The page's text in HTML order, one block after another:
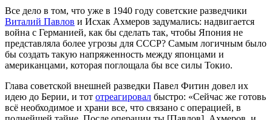
Все дело в том, что уже в 1940 году советские разведчики
Виталий Павлов и Исхак Ахмеров задумались: надвигается
война с Германией, как бы сделать так, чтобы Япония не
представляла более угрозы для СССР? Самым логичным было
бы создать такую напряженность между японцами и
американцами, которая поглощала бы все силы Токио.
Глава советской внешней разведки Павел Фитин довел их
идею до Берии, и тот отреагировал быстро: «Сейчас же готовь
всё необходимое и храни все, что связано с операцией, в